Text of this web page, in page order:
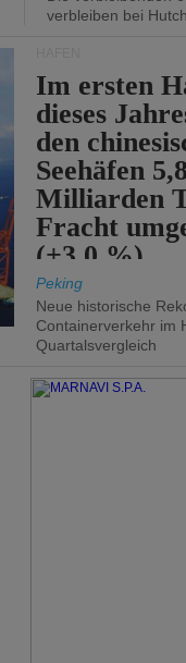
verbleiben bei
Im ersten
dieses
den
Seehäfen
Milliarden
Fracht
(+3,0 %).
Peking
Neue historische
Containerverkehr im
Quartalsvergleich